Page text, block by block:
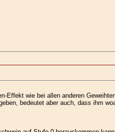
Effekt wie bei allen anderen
bedeutet aber auch, dass ihm